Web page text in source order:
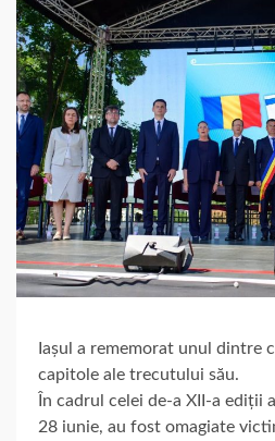
Iașul a rememorat unul dintre
capitole ale trecutului său.
În cadrul celei de-a XII-a ediții
28 iunie, au fost omagiate